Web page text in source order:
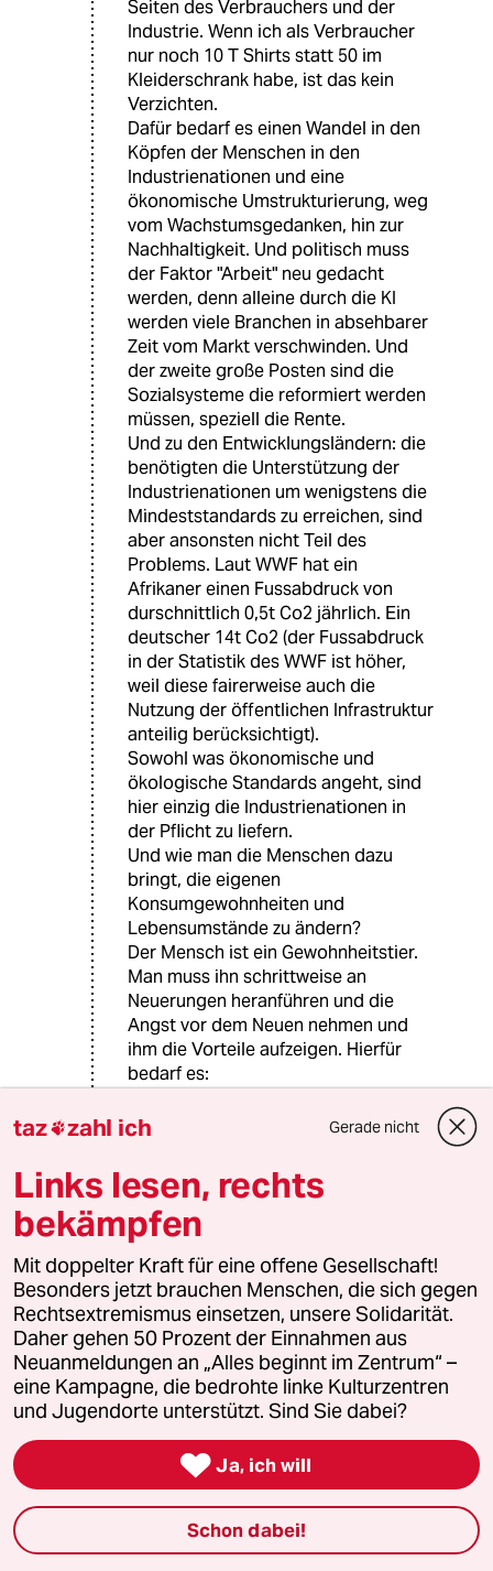
Seiten des Verbrauchers und der
Industrie. Wenn ich als Verbraucher
nur noch 10 T Shirts statt 50 im
Kleiderschrank habe, ist das kein
Verzichten.
Dafür bedarf es einen Wandel in den
Köpfen der Menschen in den
Industrienationen und eine
ökonomische Umstrukturierung, weg
vom Wachstumsgedanken, hin zur
Nachhaltigkeit. Und politisch muss
der Faktor "Arbeit" neu gedacht
werden, denn alleine durch die KI
werden viele Branchen in absehbarer
Zeit vom Markt verschwinden. Und
der zweite große Posten sind die
Sozialsysteme die reformiert werden
müssen, speziell die Rente.
Und zu den Entwicklungsländern: die
benötigten die Unterstützung der
Industrienationen um wenigstens die
Mindeststandards zu erreichen, sind
aber ansonsten nicht Teil des
Problems. Laut WWF hat ein
Afrikaner einen Fussabdruck von
durschnittlich 0,5t Co2 jährlich. Ein
deutscher 14t Co2 (der Fussabdruck
in der Statistik des WWF ist höher,
weil diese fairerweise auch die
Nutzung der öffentlichen Infrastruktur
anteilig berücksichtigt).
Sowohl was ökonomische und
ökologische Standards angeht, sind
hier einzig die Industrienationen in
der Pflicht zu liefern.
Und wie man die Menschen dazu
bringt, die eigenen
Konsumgewohnheiten und
Lebensumstände zu ändern?
Der Mensch ist ein Gewohnheitstier.
Man muss ihn schrittweise an
Neuerungen heranführen und die
Angst vor dem Neuen nehmen und
ihm die Vorteile aufzeigen. Hierfür
bedarf es:
und Lernfähigkeit!
S sociajizzm
01.04.2024
@Jim Hawkins:
Ich kann Ihnen das ganz gut erklären.
Das Problem ist nicht der Vericht in
Ländern in ärmeren Verhältnissen.
Deren Leben ließe sich ja besonders
leicht nachhaltig gestalten und
gleichzeitig verbessern,
Auch in einer Leemhütte können Sie
für Strom sorgen mit Solar.
Einmal Solar, haben Sie auch gleich
das Feuerholz / Kohleproblem im
Abfluss ist nicht unbedingt notwenig,
taz zahl ich Gerade nicht
Links lesen, rechts
bekämpfen
Mit doppelter Kraft für eine offene Gesellschaft!
Besonders jetzt brauchen Menschen, die sich gegen
Rechtsextremismus einsetzen, unsere Solidarität.
Daher gehen 50 Prozent der Einnahmen aus
Neuanmeldungen an „Alles beginnt im Zentrum“ –
eine Kampagne, die bedrohte linke Kulturzentren
und Jugendorte unterstützt. Sind Sie dabei?
 Ja, ich will
Schon dabei!